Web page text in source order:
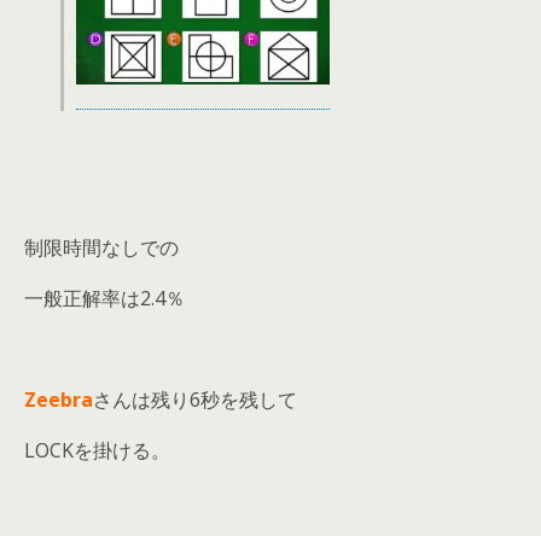
制限時間なしでの
一般正解率は2.4％
Zeebraさんは残り6秒を残して
LOCKを掛ける。